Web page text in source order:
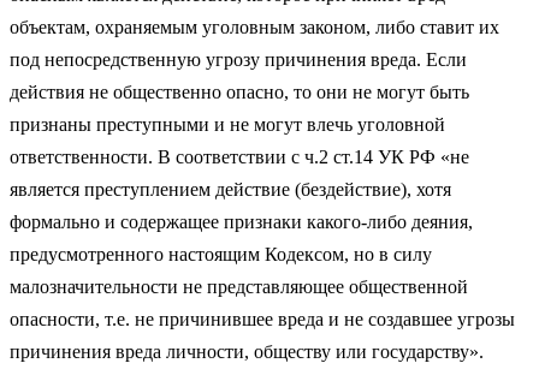
объектам, охраняемым уголовным законом, либо ставит их
под непосредственную угрозу причинения вреда. Если
действия не общественно опасно, то они не могут быть
признаны преступными и не могут влечь уголовной
ответственности. В соответствии с ч.2 ст.14 УК РФ «не
является преступлением действие (бездействие), хотя
формально и содержащее признаки какого-либо деяния,
предусмотренного настоящим Кодексом, но в силу
малозначительности не представляющее общественной
опасности, т.е. не причинившее вреда и не создавшее угрозы
причинения вреда личности, обществу или государству».